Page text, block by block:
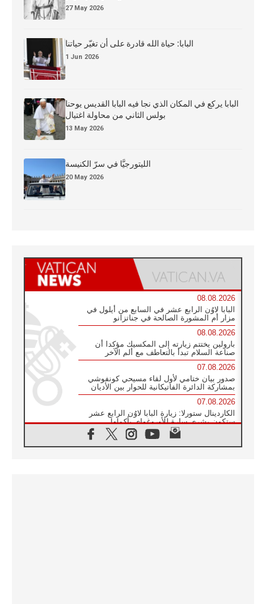
27 May 2026
البابا: حياة الله قادرة على أن تغيّر حياتنا
1 Jun 2026
البابا يركع في المكان الذي نجا فيه البابا القديس يوحنا
بولس الثاني من محاولة اغتيال
13 May 2026
الليتورجيَّا في سرّ الكنيسة
20 May 2026
08.08.2026
البابا لاوُن الرابع عشر في السابع من أيلول في
مزار أم المشورة الصالحة في جناتزانو
08.08.2026
بارولين يختتم زيارته إلى المكسيك مؤكدا أن
صناعة السلام تبدأ بالتعاطف مع ألم الآخر
07.08.2026
صدور بيان ختامي لأول لقاء مسيحي كونفوشي
بمشاركة الدائرة الفاتيكانية للحوار بين الأديان
07.08.2026
الكاردينال ستورلا: زيارة البابا لاوُن الرابع عشر
ستكون بشرى سارة للأوروغواي بأكملها
الفاتيكان يعلن برنامج الزيارة الرسولية للبابا لاوُن